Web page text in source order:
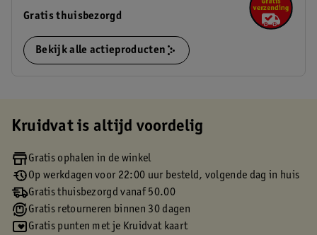
Gratis thuisbezorgd
Bekijk alle actieproducten
Kruidvat is altijd voordelig
Gratis ophalen in de winkel
Op werkdagen voor 22:00 uur besteld, volgende dag in huis
Gratis thuisbezorgd vanaf 50.00
Gratis retourneren binnen 30 dagen
Gratis punten met je Kruidvat kaart